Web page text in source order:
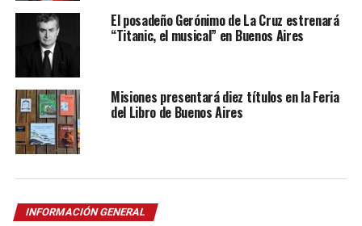
El posadeño Gerónimo de La Cruz estrenará
“Titanic, el musical” en Buenos Aires
Misiones presentará diez títulos en la Feria
del Libro de Buenos Aires
INFORMACIÓN GENERAL